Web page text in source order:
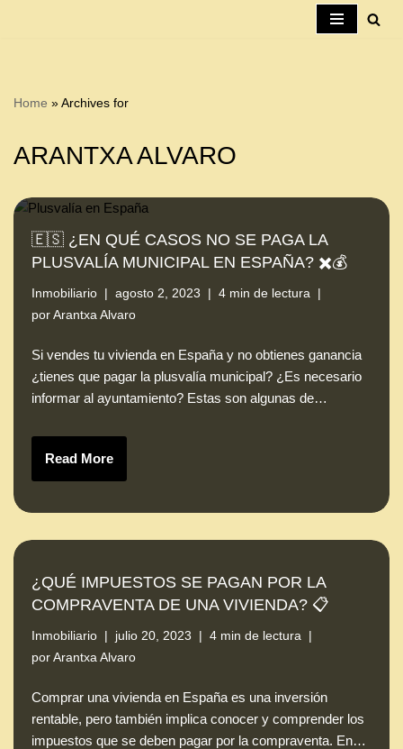
Home »Archives for
ARANTXA ALVARO
🇪🇸 ¿EN QUÉ CASOS NO SE PAGA LA
PLUSVALÍA MUNICIPAL EN ESPAÑA? ✖️💰
Inmobiliario agosto 2, 2023
4 min de lectura
por Arantxa Alvaro
Si vendes tu vivienda en España y no obtienes ganancia
¿tienes que pagar la plusvalía municipal? ¿Es necesario
informar al ayuntamiento? Estas son algunas de…
Read More
¿QUÉ IMPUESTOS SE PAGAN POR LA
COMPRAVENTA DE UNA VIVIENDA? 📋
Inmobiliario julio 20, 2023
4 min de lectura
por Arantxa Alvaro
Comprar una vivienda en España es una inversión
rentable, pero también implica conocer y comprender los
impuestos que se deben pagar por la compraventa. En…